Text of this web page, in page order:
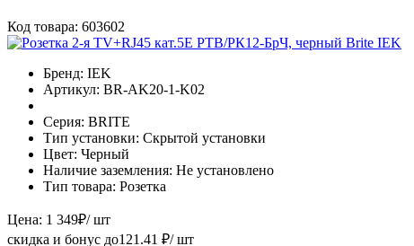
Код товара: 603602
Бренд: IEK
Артикул: BR-AK20-1-K02
Серия: BRITE
Тип установки: Скрытой установки
Цвет: Черный
Наличие заземления: Не установлено
Тип товара: Розетка
Цена: 1 349₽/ шт
скидка и бонус до121.41 ₽/ шт